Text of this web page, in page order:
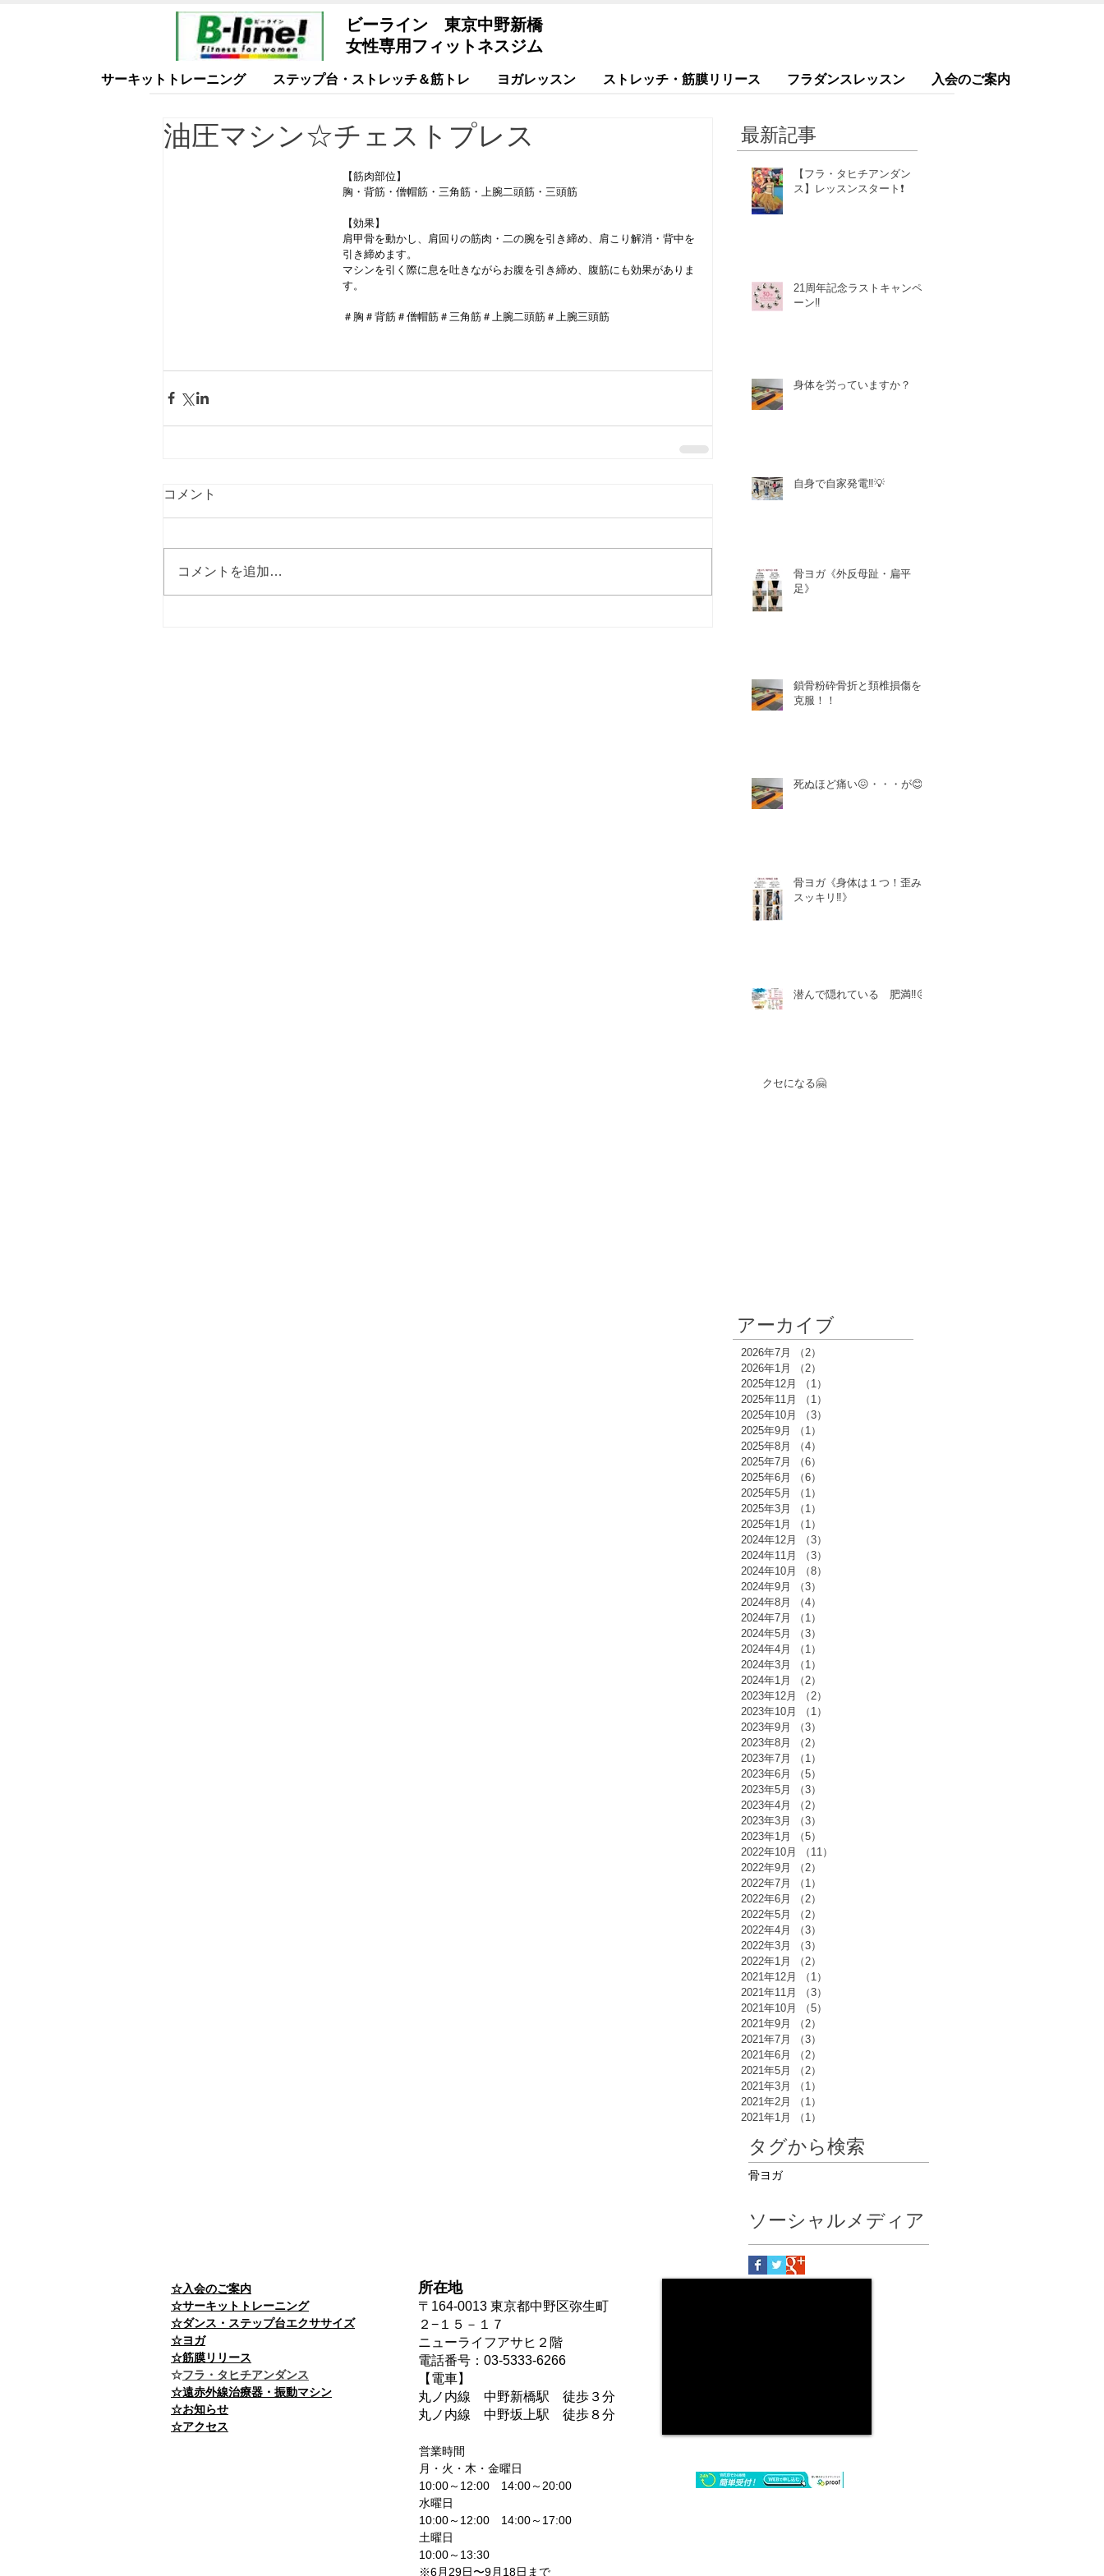
ビーライン 東京中野新橋
女性専用フィットネスジム
サーキットトレーニング ステップ台・ストレッチ＆筋トレ ヨガレッスン ストレッチ・筋膜リリース フラダンスレッスン 入会のご案内
油圧マシン☆チェストプレス
【筋肉部位】
胸・背筋・僧帽筋・三角筋・上腕二頭筋・三頭筋
【効果】
肩甲骨を動かし、肩回りの筋肉・二の腕を引き締め、肩こり解消・背中を
引き締めます。
マシンを引く際に息を吐きながらお腹を引き締め、腹筋にも効果がありま
す。
＃胸＃背筋＃僧帽筋＃三角筋＃上腕二頭筋＃上腕三頭筋
コメント
コメントを追加…
最新記事
【フラ・タヒチアンダン
ス】レッスンスタート❗️
21周年記念ラストキャンペ
ーン‼️
身体を労っていますか？
自身で自家発電‼️💡
骨ヨガ《外反母趾・扁平
足》
鎖骨粉砕骨折と頚椎損傷を
克服！！
死ぬほど痛い😖・・・が😊
骨ヨガ《身体は１つ！歪み
スッキリ‼️》
潜んで隠れている 肥満‼️😖
クセになる🤗
アーカイブ
2026年7月 （2）
2026年1月
（2）
2025年12月
（1）
2025年11月
（1）
2025年10月
（3）
2025年9月
（1）
2025年8月
（4）
2025年7月
（6）
2025年6月
（6）
2025年5月
（1）
2025年3月
（1）
2025年1月
（1）
2024年12月
（3）
2024年11月
（3）
2024年10月
（8）
2024年9月
（3）
2024年8月
（4）
2024年7月
（1）
2024年5月
（3）
2024年4月
（1）
2024年3月
（1）
2024年1月
（2）
2023年12月
（2）
2023年10月
（1）
2023年9月
（3）
2023年8月
（2）
2023年7月
（1）
2023年6月
（5）
2023年5月
（3）
2023年4月
（2）
2023年3月
（3）
2023年1月
（5）
2022年10月
（11）
2022年9月
（2）
2022年7月
（1）
2022年6月
（2）
2022年5月
（2）
2022年4月
（3）
2022年3月
（3）
2022年1月
（2）
2021年12月
（1）
2021年11月
（3）
2021年10月
（5）
2021年9月
（2）
2021年7月
（3）
2021年6月
（2）
2021年5月
（2）
2021年3月
（1）
2021年2月
（1）
2021年1月
（1）
タグから検索
骨ヨガ
ソーシャルメディア
☆入会のご案内
☆サーキットトレーニング
☆ダンス・ステップ台エクササイズ
☆ヨガ
☆筋膜リリース
​☆フラ・タヒチアンダンス
☆遠赤外線治療器・振動マシン
☆お知らせ
​​☆アクセス
所在地
〒164-0013 東京都中野区弥生町
２−１５－１７
ニューライフアサヒ２階
電話番号：03-5333-6266
【電車】
​丸ノ内線 中野新橋駅 徒歩３分​
丸ノ内線 中野坂上駅 徒歩８分
​営業時間
月・火・木・金曜日
10:00～12:00 14:00～20:00
水曜日
​10:00～12:00 14:00～17:00
土曜日
​10:00～13:30​​
※6月29日〜9月18日まで